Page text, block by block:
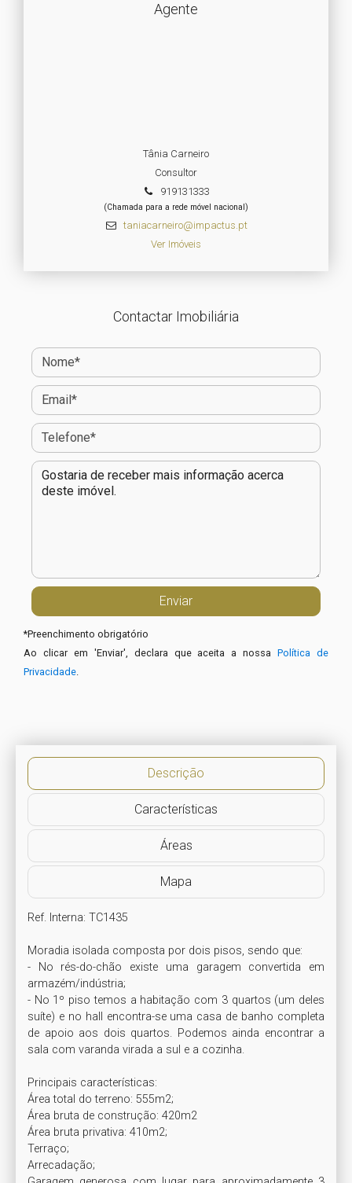
Agente
Tânia Carneiro
Consultor
919131333
(Chamada para a rede móvel nacional)
taniacarneiro@impactus.pt
Ver Imóveis
Contactar Imobiliária
*Preenchimento obrigatório
Ao clicar em 'Enviar', declara que aceita a nossaPolítica de
Privacidade.
Descrição
Características
Áreas
Mapa
Ref. Interna: TC1435
Moradia isolada composta por dois pisos, sendo que:
- No rés-do-chão existe uma garagem convertida em
armazém/indústria;
- No 1º piso temos a habitação com 3 quartos (um deles
suíte) e no hall encontra-se uma casa de banho completa
de apoio aos dois quartos. Podemos ainda encontrar a
sala com varanda virada a sul e a cozinha.
Principais características:
Área total do terreno: 555m2;
Área bruta de construção: 420m2
Área bruta privativa: 410m2;
Terraço;
Arrecadação;